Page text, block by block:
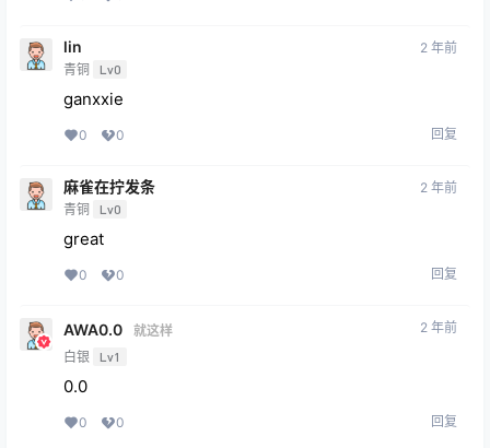
lin
青铜 Lv0
2 年前
ganxxie
0 0 回复
麻雀在拧发条
青铜 Lv0
2 年前
great
0 0 回复
AWA0.0
就这样
白银
Lv1
2 年前
0.0
0 0 回复